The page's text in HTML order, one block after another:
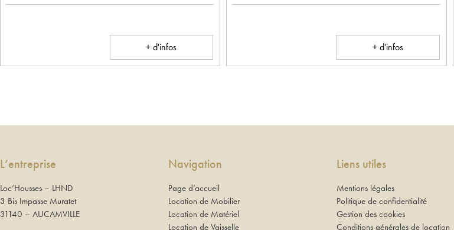
+ d'infos + d'infos
L’entreprise
Loc’Housses – LHND
3 Bis Impasse Muratet
31140 – AUCAMVILLE
Navigation
Page d’accueil
Location de Mobilier
Location de Matériel
Location de Vaisselle
Liens utiles
Mentions légales
Politique de confidentialité
Gestion des cookies
Conditions générales de location